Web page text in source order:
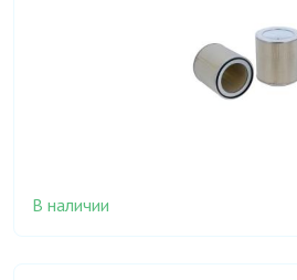
В наличии